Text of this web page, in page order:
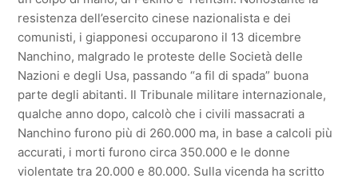
resistenza dell’esercito cinese nazionalista e dei
comunisti, i giapponesi occuparono il 13 dicembre
Nanchino, malgrado le proteste delle Società delle
Nazioni e degli Usa, passando “a fil di spada” buona
parte degli abitanti. Il Tribunale militare internazionale,
qualche anno dopo, calcolò che i civili massacrati a
Nanchino furono più di 260.000 ma, in base a calcoli più
accurati, i morti furono circa 350.000 e le donne
violentate tra 20.000 e 80.000. Sulla vicenda ha scritto